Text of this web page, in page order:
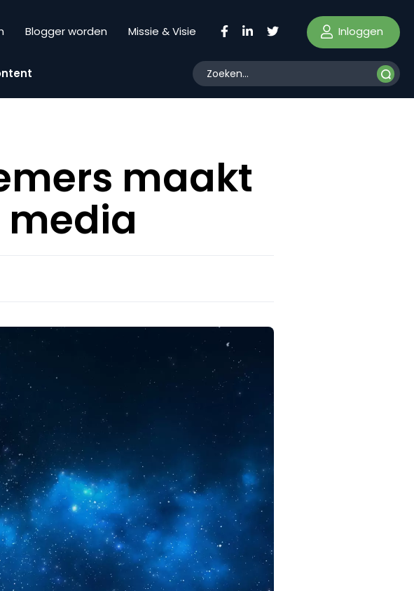
Blogger worden Missie & Visie Inloggen
maakt